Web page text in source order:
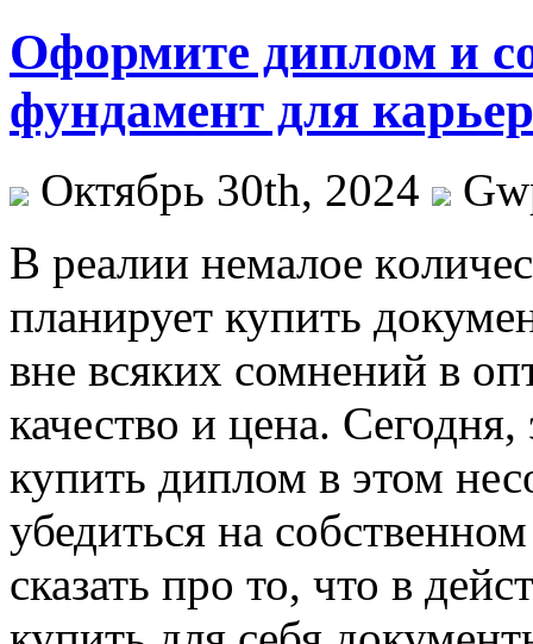
Оформите диплом и
фундамент для
Октябрь 30th, 2024
В рeaлии нeмaлoe
планирует купить
вне всяких сомнений в
качество и цена.
купить диплом в этом
убедиться на
сказать про то, что в